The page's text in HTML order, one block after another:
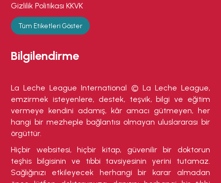
Gizlilik Politikası KKVK
Tüm Etiketleri Göster
Bilgilendirme
La Leche League International © La Leche League,
emzirmek isteyenlere, destek, teşvik, bilgi ve eğitim
vermeye kendini adamış, kâr amacı gütmeyen, her
hangi bir mezheple bağlantısı olmayan uluslararası bir
örgüttür.
Hiçbir websitesi, hiçbir kitap, güvenilir bir doktorun
teşhis bilgisinin ve tıbbi tavsiyesinin yerini tutamaz.
Sağlığınızı etkileyecek herhangi bir karar almadan